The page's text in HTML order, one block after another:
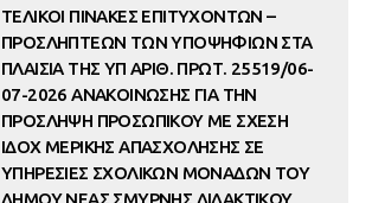
ΤΕΛΙΚΟΙ ΠΙΝΑΚΕΣ ΕΠΙΤΥΧΟΝΤΩΝ –
ΠΡΟΣΛΗΠΤΕΩΝ ΤΩΝ ΥΠΟΨΗΦΙΩΝ ΣΤΑ
ΠΛΑΙΣΙΑ ΤΗΣ ΥΠ ΑΡΙΘ. ΠΡΩΤ. 25519/06-
07-2026 ΑΝΑΚΟΙΝΩΣΗΣ ΓΙΑ ΤΗΝ
ΠΡΟΣΛΗΨΗ ΠΡΟΣΩΠΙΚΟΥ ΜΕ ΣΧΕΣΗ
ΙΔΟΧ ΜΕΡΙΚΗΣ ΑΠΑΣΧΟΛΗΣΗΣ ΣΕ
ΥΠΗΡΕΣΙΕΣ ΣΧΟΛΙΚΩΝ ΜΟΝΑΔΩΝ ΤΟΥ
ΔΗΜΟΥ ΝΕΑΣ ΣΜΥΡΝΗΣ ΔΙΔΑΚΤΙΚΟΥ